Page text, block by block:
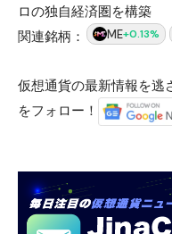
ロの独自経済圏を構築
関連銘柄：
ME+0.13%
仮想通貨の最新情報を逃
をフォロー！